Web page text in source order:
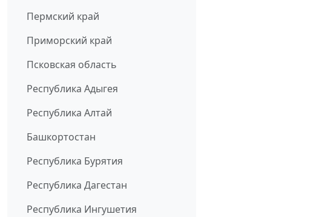
Пермский край
Приморский край
Псковская область
Республика Адыгея
Республика Алтай
Башкортостан
Республика Бурятия
Республика Дагестан
Республика Ингушетия